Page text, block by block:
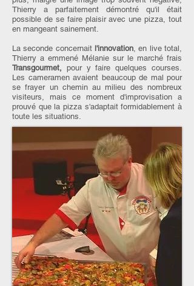
Thierry a parfaitement démontré qu'il était
possible de se faire plaisir avec une pizza, tout
en mangeant sainement.
La seconde concernait l'innovation, en live total,
Thierry a emmené Mélanie sur le marché frais
Transgourmet, pour y faire quelques courses.
Les cameramen avaient beaucoup de mal pour
se frayer un chemin au milieu des nombreux
visiteurs, mais ce moment d'improvisation a
prouvé que la pizza s'adaptait formidablement à
toute les situations.